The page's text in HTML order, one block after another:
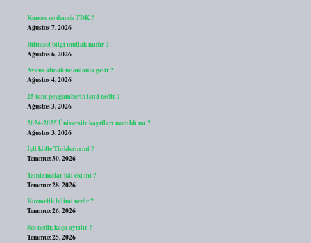
Kanere ne demek TDK ?
Ağustos 7, 2026
Bilimsel bilgi mutlak mıdır ?
Ağustos 6, 2026
Avans almak ne anlama gelir ?
Ağustos 4, 2026
25 tane peygamberin ismi nedir ?
Ağustos 3, 2026
2024-2025 Üniversite kayıtları uzatıldı mı ?
Ağustos 3, 2026
İçli köfte Türklerin mi ?
Temmuz 30, 2026
Tamlamalar hâl eki mi ?
Temmuz 28, 2026
Kozmetik bilimi nedir ?
Temmuz 26, 2026
Ses nedir, kaça ayrılır ?
Temmuz 25, 2026